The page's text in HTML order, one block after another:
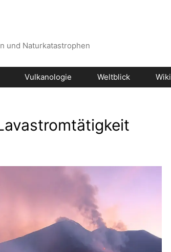
und Naturkatastrophen
Vulkanologie Weltblick Wiki